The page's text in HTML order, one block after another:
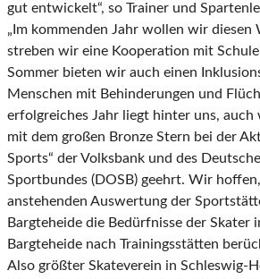
gut entwickelt“, so Trainer und
„Im kommenden Jahr wollen wir diesen
streben wir eine Kooperation mit
Sommer bieten wir auch einen
Menschen mit Behinderungen und
erfolgreiches Jahr liegt hinter uns, auch
mit dem großen Bronze Stern bei der
Sports“ der Volksbank und des
Sportbundes (DOSB) geehrt. Wir
anstehenden Auswertung der
Bargteheide die Bedürfnisse der Skater
Bargteheide nach Trainingsstätten
Also größter Skateverein in Schleswig-